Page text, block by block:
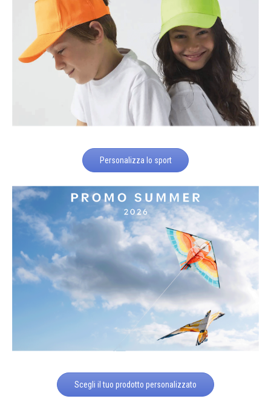
Personalizza lo sport
Scegli il tuo prodotto personalizzato